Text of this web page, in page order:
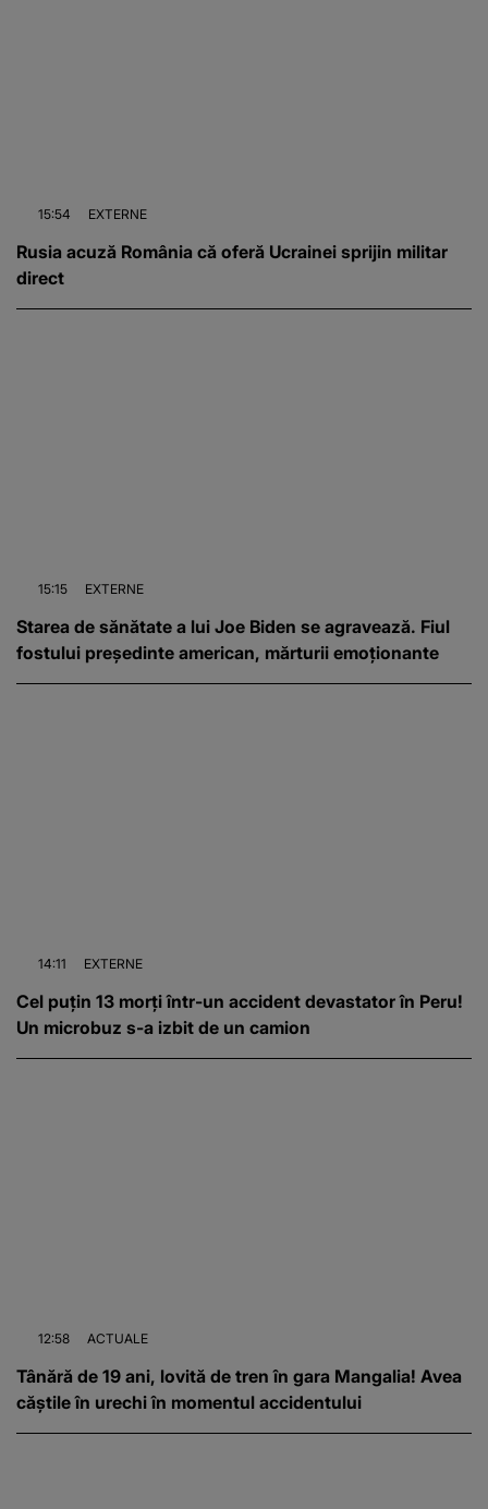
15:54 EXTERNE
Rusia acuză România că oferă Ucrainei sprijin militar
direct
15:15 EXTERNE
Starea de sănătate a lui Joe Biden se agravează. Fiul
fostului președinte american, mărturii emoționante
14:11 EXTERNE
Cel puțin 13 morți într-un accident devastator în Peru!
Un microbuz s-a izbit de un camion
12:58 ACTUALE
Tânără de 19 ani, lovită de tren în gara Mangalia! Avea
căștile în urechi în momentul accidentului